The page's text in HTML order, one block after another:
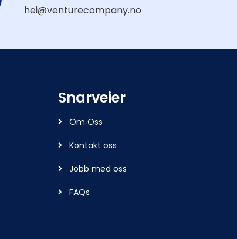
hei@venturecompany.no
Snarveier
Om Oss
Kontakt oss
Jobb med oss
FAQs